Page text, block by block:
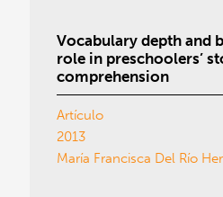
Vocabulary depth and
role in preschoolers’
comprehension
Artículo
2013
María Francisca Del Río